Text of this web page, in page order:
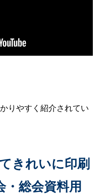
りやすく紹介されてい
きれいに印刷
・総会資料用